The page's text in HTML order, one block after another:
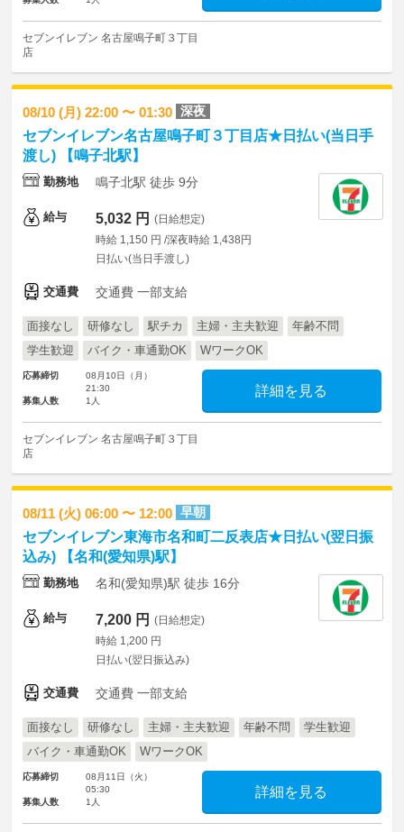
セブンイレブン 名古屋鳴子町３丁目
店
08/10 (月) 22:00 〜 01:30 深夜
セブンイレブン名古屋鳴子町３丁目店★日払い(当日手
渡し) 【鳴子北駅】
勤務地 鳴子北駅 徒歩 9分
給与 5,032 円 (日給想定)
時給 1,150 円 /深夜時給 1,438円
日払い(当日手渡し)
交通費 交通費 一部支給
面接なし 研修なし 駅チカ 主婦・主夫歓迎
年齢不問
学生歓迎
バイク・車通勤OK WワークOK
応募締切
08月10日（月）
21:30
募集人数
1人
詳細を見る
セブンイレブン 名古屋鳴子町３丁目
店
08/11 (火) 06:00 〜 12:00 早朝
セブンイレブン東海市名和町二反表店★日払い(翌日振
込み) 【名和(愛知県)駅】
勤務地 名和(愛知県)駅 徒歩 16分
給与 7,200 円 (日給想定)
時給 1,200 円
日払い(翌日振込み)
交通費 交通費 一部支給
面接なし 研修なし 主婦・主夫歓迎 年齢不問
学生歓迎
バイク・車通勤OK
WワークOK
応募締切
08月11日（火）
05:30
募集人数
1人
詳細を見る